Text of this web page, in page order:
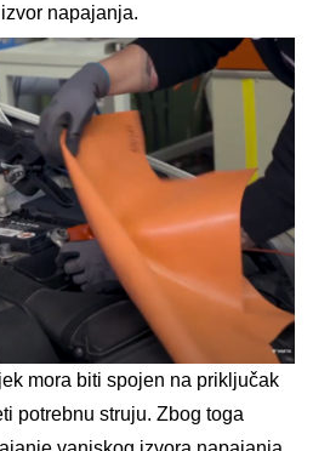
napajanja.
mora biti spojen na priključak
potrebnu struju. Zbog toga